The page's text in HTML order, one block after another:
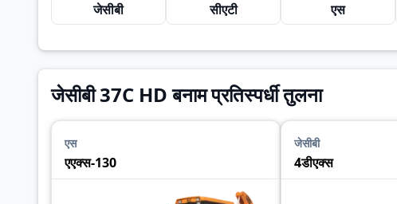
जेसीबी सीएटी एस
जेसीबी 37C HD बनाम प्रतिस्पर्धी तुलना
एस
एएक्स-130
जेसीबी
4डीएक्स